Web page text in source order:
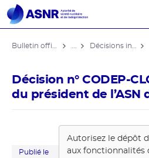
Décision n° CODEP-
du président de l’ASN
Publié le
Autorisez le dépôt
aux fonctionnalités